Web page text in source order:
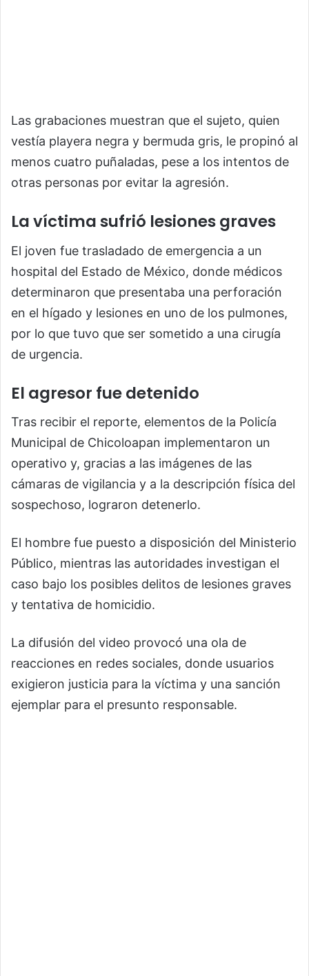
Las grabaciones muestran que el sujeto, quien
vestía playera negra y bermuda gris, le propinó al
menos cuatro puñaladas, pese a los intentos de
otras personas por evitar la agresión.
La víctima sufrió lesiones graves
El joven fue trasladado de emergencia a un
hospital del Estado de México, donde médicos
determinaron que presentaba una perforación
en el hígado y lesiones en uno de los pulmones,
por lo que tuvo que ser sometido a una cirugía
de urgencia.
El agresor fue detenido
Tras recibir el reporte, elementos de la Policía
Municipal de Chicoloapan implementaron un
operativo y, gracias a las imágenes de las
cámaras de vigilancia y a la descripción física del
sospechoso, lograron detenerlo.
El hombre fue puesto a disposición del Ministerio
Público, mientras las autoridades investigan el
caso bajo los posibles delitos de lesiones graves
y tentativa de homicidio.
La difusión del video provocó una ola de
reacciones en redes sociales, donde usuarios
exigieron justicia para la víctima y una sanción
ejemplar para el presunto responsable.